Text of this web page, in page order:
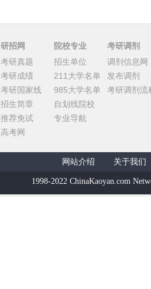
研招网
考研真题
考研成绩
考研国家线
招生简章
推荐免试
高考网
院校专业
招生单位
211大学名单
985大学名单
自划线院校
专业导航
考研调剂
调剂信息网
发布调剂
考研调剂流
网站介绍 关于我们
1998-2022 ChinaKaoyan.com